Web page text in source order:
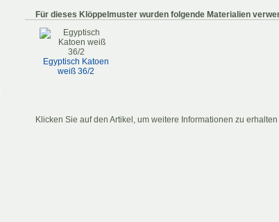
Für dieses Klöppelmuster wurden folgende Materialien
Egyptisch Katoen
weiß 36/2
Klicken Sie auf den Artikel, um weitere Informationen zu erhalten